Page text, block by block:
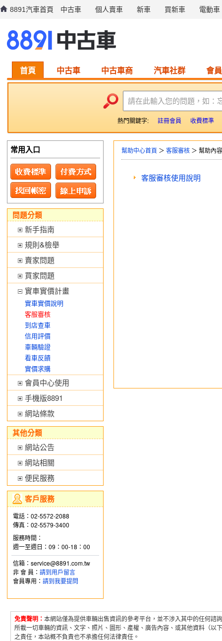
8891汽車首頁 中古車 個人賣車 新車 買新車 電動車
首頁 中古車 中古車商 汽車社群 會
請在此輸入您的問題，如：
熱門關鍵字: 註冊會員 收費標準
幫助中心首頁 ＞ 客服審核 ＞ 幫助內容
客服審核使用說明
常用入口
問題分類
新手指南
規則&檢舉
賣家問題
買家問題
實車實價計畫
實車實價說明
客服審核
到店查車
信用評價
車輛驗證
看車反饋
實價求購
會員中心使用
手機版8891
網站條款
其他分類
網站公告
網站相關
便民服務
客戶服務
電話：02-5572-2088
傳真：02-5579-3400
服務時間：
週一至週日：09：00-18：00
信箱：service@8891.com.tw
非 會 員： 請到用戶留言
會員專用： 請到我要提問
免責聲明： 本網站僅為提供車輛出售資訊的參考平台，並不涉入其中的任何
所載一切車輛的資訊、文字、照片、圖形、產權、廣告內容、或其他資料（
之責任，本站概不負責也不承擔任何法律責任。